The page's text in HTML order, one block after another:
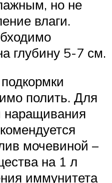
но не
влаги.
глубину 5-7 см.
полить. Для
наращивания
мочевиной –
на 1 л
иммунитета